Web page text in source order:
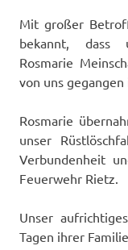
Mit großer
bekannt, dass
Rosmarie
von uns gegangen
Rosmarie
unser
Verbundenheit
Feuerwehr Rietz.
Unser
Tagen ihrer